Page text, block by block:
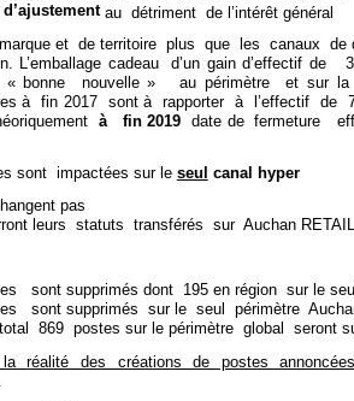
au détriment de l’intérêt général
et de territoire plus que les canaux de
L’emballage cadeau d’un gain d’effectif
« bonne nouvelle » au périmètre et sur
à fin 2017 sont à rapporter à l’effectif de
à fin 2019date de fermeture
sont impactées sur le seul canal hyper
pas
leurs statuts transférés sur Auchan
sont supprimés dont 195 en région sur le
sont supprimés sur le seul périmètre
869 postes sur le périmètre global seront
réalité des créations de postes annoncées